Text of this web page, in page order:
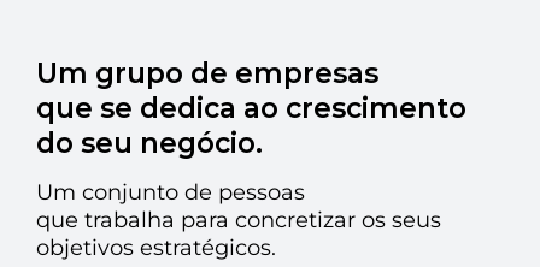
Turismo de Portugal
PEPAC Agricultura
Portugal 2030
SERVIÇOS
Um grupo de empresas
que se dedica ao crescimento
do seu negócio.
Um conjunto de pessoas
que trabalha para concretizar os seus
objetivos estratégicos.